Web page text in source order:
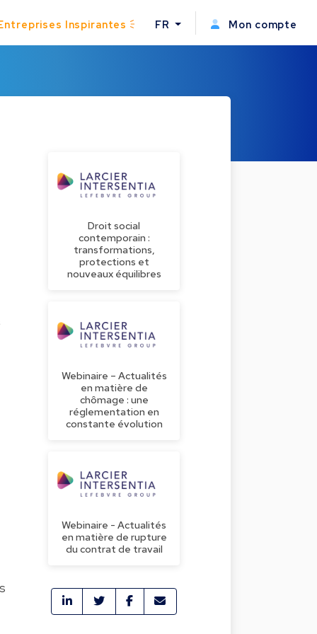
Inspirantes FR Mon compte
Droit social
contemporain :
transformations,
protections et
nouveaux équilibres
Webinaire – Actualités
en matière de
chômage : une
réglementation en
constante évolution
Webinaire - Actualités
en matière de rupture
du contrat de travail